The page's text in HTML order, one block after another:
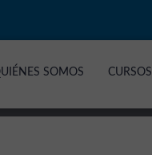
SOMOS CURSOS